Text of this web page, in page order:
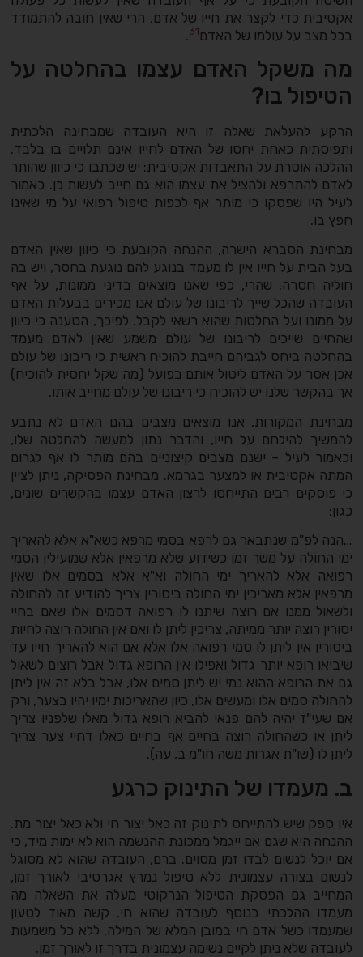
אקטיבית כדי לקצר את חייו של אדם, הרי שאין חובה להתמודד
בכל מצב על עולמו של האדם 31
.
מה משקל האדם עצמו בהחלטה על
הטיפול בו?
הרקע להעלאת שאלה זו היא העובדה שמבחינה הלכתית
ותפיסתית כאחת יחסו של האדם לחייו אינם תלויים בו בלבד.
ההלכה אוסרת על התאבדות אקטיבית; יש שכתבו כי כיוון שהותר
לאדם להתרפא ולהציל את עצמו הוא גם חייב לעשות כן. כאמור
לעיל היו שפסקו כי מותר אף לכפות טיפול רפואי על מי שאינו
חפץ בו.
מבחינת הסברא הישרה, ההנחה הקובעת כי כיוון שאין האדם
בעל הבית על חייו אין לו מעמד בנוגע להם נוגעת בחסר, ויש בה
חוליה חסרה. שהרי, כפי שאנו מוצאים בדיני ממונות, על אף
העובדה שהכל שייך לריבונו של עולם אנו מכירים בבעלות האדם
על ממונו ועל החלטות שהוא רשאי לקבל. לפיכך, הטענה כי כיוון
שהחיים שייכים לריבונו של עולם משמע שאין לאדם מעמד
בהחלטה ביחס לגביהם חייבת להוכיח ראשית כי ריבונו של עולם
אכן אסר על האדם ליטול אותם בפועל (מה שקל יחסית להוכיח)
אך בהקשר שלנו יש להוכיח כי ריבונו של עולם מחייב אותו.
מבחינת המקורות, אנו מוצאים מצבים בהם האדם לא נתבע
להמשיך להילחם על חייו, והדבר נתון למעשה להחלטה שלו,
וכאמור לעיל – ישנם מצבים קיצוניים בהם מותר לו אף לגרום
המתה אקטיבית או למצער בגרמא. מבחינת הפסיקה, ניתן לציין
כי פוסקים רבים התייחסו לרצון האדם עצמו בהקשרים שונים,
כגון:
…הנה לפ"מ שנתבאר גם לרפא בסמי מרפא כשא"א אלא להאריך
ימי החולה על משך זמן כשידוע שלא מרפאין אלא שמועילין הסמי
רפואה אלא להאריך ימי החולה וא"א אלא בסמים אלו שאין
מרפאין אלא מאריכין ימי החולה ביסורין צריך להודיע זה להחולה
ולשאול ממנו אם רוצה שיתנו לו רפואה דסמים אלו שאם בחיי
יסורין רוצה יותר ממיתה, צריכין ליתן לו ואם אין החולה רוצה לחיות
ביסורין אין ליתן לו סמי רפואה אלו אלא אם הוא להאריך חייו עד
שיביאו רופא יותר גדול ואפילו אין הרופא גדול אבל רוצים לשאול
גם את הרופא ההוא נמי יש ליתן סמים אלו, אבל בלא זה אין ליתן
להחולה סמים אלו ומעשים אלו, כיון שהאריכות ימיו יהיו בצער, ורק
אם שעי"ז יהיה להם פנאי להביא רופא גדול מאלו שלפניו צריך
ליתן או כשהחולה רוצה בחיים אף בחיים כאלו דחיי צער צריך
ליתן לו (שו"ת אגרות משה חו"מ ב, עה).
ב. מעמדו של התינוק כרגע
אין ספק שיש להתייחס לתינוק זה כאל יצור חי ולא כאל יצור מת.
ההנחה היא שגם אם ייגמל ממכונת ההנשמה הוא לא ימות מיד, כי
אם יוכל לנשום לבדו זמן מסוים. ברם, העובדה שהוא לא מסוגל
לנשום בצורה עצמונית ללא טיפול נמרץ אגרסיבי לאורך זמן,
המחייב גם הפסקת הטיפול הנרקוטי מעלה את השאלה מה
מעמדו ההלכתי בנוסף לעובדה שהוא חי. קשה מאוד לטעון
שמעמדו כשל אדם חי במובן המלא של המילה, ללא כל משמעות
לעובדה שלא ניתן לקיים נשימה עצמונית בדרך זו לאורך זמן.